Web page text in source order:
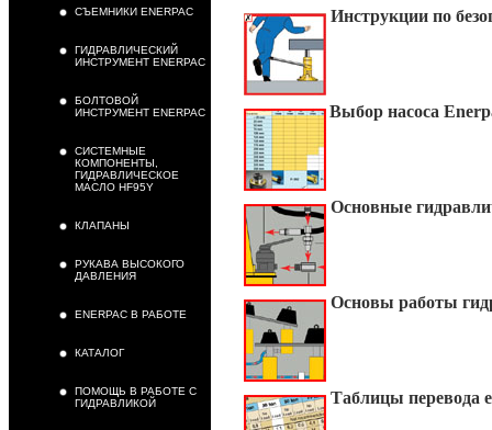
СЪЕМНИКИ ENERPAC
ГИДРАВЛИЧЕСКИЙ
ИНСТРУМЕНТ ENERPAC
БОЛТОВОЙ
ИНСТРУМЕНТ ENERPAC
СИСТЕМНЫЕ
КОМПОНЕНТЫ,
ГИДРАВЛИЧЕСКОЕ
МАСЛО HF95Y
КЛАПАНЫ
РУКАВА ВЫСОКОГО
ДАВЛЕНИЯ
ENERPAC В РАБОТЕ
КАТАЛОГ
ПОМОЩЬ В РАБОТЕ С
ГИДРАВЛИКОЙ
Инструкции по
Выбор насоса
Основные
Основы работы
Таблицы перевода